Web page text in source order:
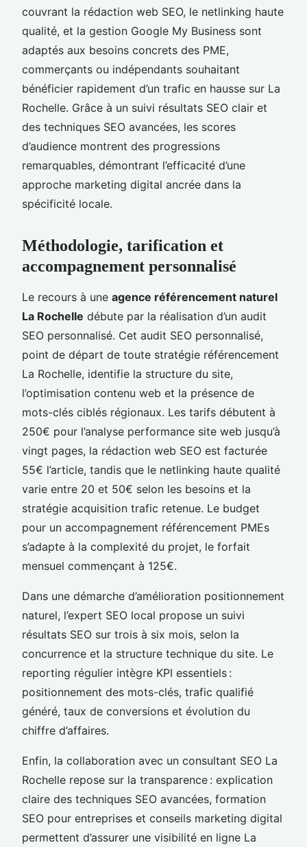
couvrant la rédaction web SEO, le netlinking haute
qualité, et la gestion Google My Business sont
adaptés aux besoins concrets des PME,
commerçants ou indépendants souhaitant
bénéficier rapidement d’un trafic en hausse sur La
Rochelle. Grâce à un suivi résultats SEO clair et
des techniques SEO avancées, les scores
d’audience montrent des progressions
remarquables, démontrant l’efficacité d’une
approche marketing digital ancrée dans la
spécificité locale.
Méthodologie, tarification et
accompagnement personnalisé
Le recours à une agence référencement naturel
La Rochelle débute par la réalisation d’un audit
SEO personnalisé. Cet audit SEO personnalisé,
point de départ de toute stratégie référencement
La Rochelle, identifie la structure du site,
l’optimisation contenu web et la présence de
mots-clés ciblés régionaux. Les tarifs débutent à
250€ pour l’analyse performance site web jusqu’à
vingt pages, la rédaction web SEO est facturée
55€ l’article, tandis que le netlinking haute qualité
varie entre 20 et 50€ selon les besoins et la
stratégie acquisition trafic retenue. Le budget
pour un accompagnement référencement PMEs
s’adapte à la complexité du projet, le forfait
mensuel commençant à 125€.
Dans une démarche d’amélioration positionnement
naturel, l’expert SEO local propose un suivi
résultats SEO sur trois à six mois, selon la
concurrence et la structure technique du site. Le
reporting régulier intègre KPI essentiels :
positionnement des mots-clés, trafic qualifié
généré, taux de conversions et évolution du
chiffre d’affaires.
Enfin, la collaboration avec un consultant SEO La
Rochelle repose sur la transparence : explication
claire des techniques SEO avancées, formation
SEO pour entreprises et conseils marketing digital
permettent d’assurer une visibilité en ligne La